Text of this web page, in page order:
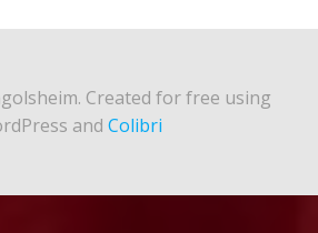
Created for free using
and Colibri